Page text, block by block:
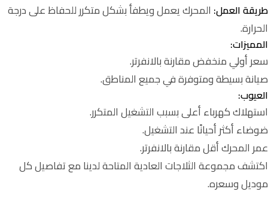
طريقة العمل: المحرك يعمل ويطفأ بشكل متكرر للحفاظ على درجة
الحرارة.
المميزات:
سعر أولي منخفض مقارنة بالانفرتر.
صيانة بسيطة ومتوفرة في جميع المناطق.
العيوب:
استهلاك كهرباء أعلى بسبب التشغيل المتكرر.
ضوضاء أكثر أحيانًا عند التشغيل.
عمر المحرك أقل مقارنة بالانفرتر.
اكتشف مجموعةالثلاجاتالعادية المتاحة لدينا مع تفاصيل كل
موديل وسعره.